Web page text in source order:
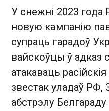
У снежні 2023 года
новую кампанію
супраць гарадоў
вайскоўцы ў адказ
атакаваць
звестак уладаў РФ,
абстрэлу Белгараду